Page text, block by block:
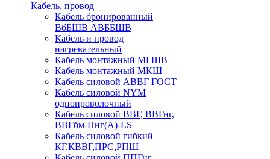
Кабель, провод
Кабель бронированный
ВбБШВ АВББШВ
Кабель и провод
нагревательный
Кабель монтажный МГШВ
Кабель монтажный МКШ
Кабель силовой АВВГ ГОСТ
Кабель силовой NYM
однопроволочный
Кабель силовой ВВГ, ВВГнг,
ВВГбм-Пнг(А)-LS
Кабель силовой гибкий
КГ,КВВГ,ПРС,РПШ